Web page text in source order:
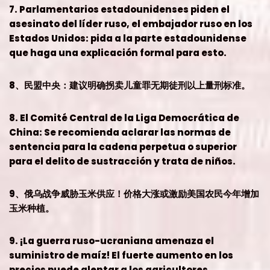
7. Parlamentarios estadounidenses piden el
asesinato del líder ruso, el embajador ruso en los
Estados Unidos: pida a la parte estadounidense
que haga una explicación formal para esto.
8、民盟中央：建议明确拐卖儿童罪无期徒刑以上量刑标准。
8. El Comité Central de la Liga Democrática de
China: Se recomienda aclarar las normas de
sentencia para la cadena perpetua o superior
para el delito de sustracción y trata de niños.
9、俄乌战争威胁玉米供应！价格大涨或激励美国农民今年增加
玉米种植。
9. ¡La guerra ruso-ucraniana amenaza el
suministro de maíz! El fuerte aumento en los